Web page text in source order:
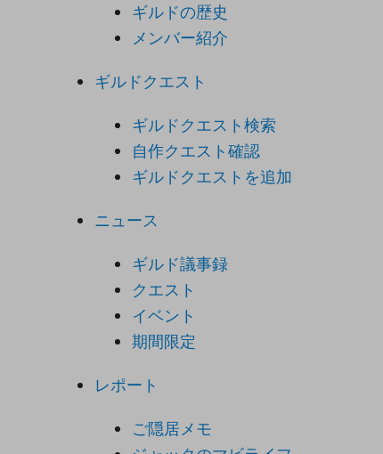
ギルドの歴史
メンバー紹介
ギルドクエスト
ギルドクエスト検索
自作クエスト確認
ギルドクエストを追加
ニュース
ギルド議事録
クエスト
イベント
期間限定
レポート
ご隠居メモ